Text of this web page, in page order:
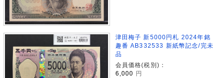
津田梅子 新5000円札 2024年銘
趣番 AB332533 新紙幣記念/完未
品
会員価格(税別)：
6,000
円